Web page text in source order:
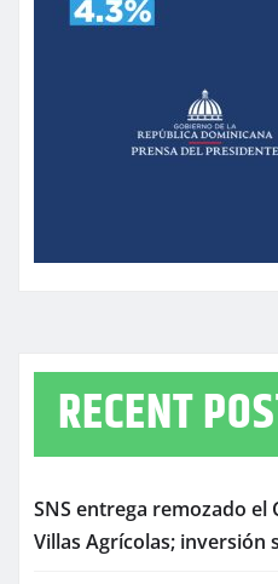
RECENT
SNS entrega remozado
Villas Agrícolas; inversión